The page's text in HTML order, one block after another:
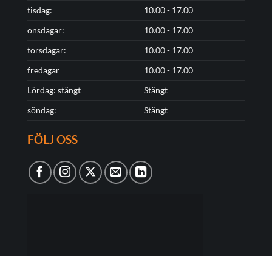
tisdag:
10.00 - 17.00
onsdagar:
10.00 - 17.00
torsdagar:
10.00 - 17.00
fredagar
10.00 - 17.00
Lördag: stängt
Stängt
söndag:
Stängt
FÖLJ OSS